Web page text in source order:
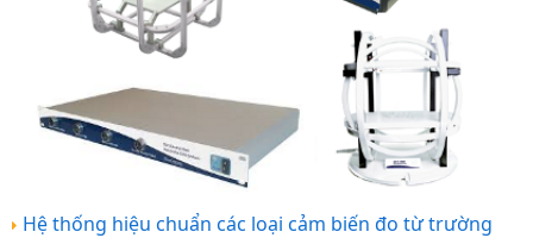
Hệ thống hiệu chuẩn các loại cảm biến đo từ trường